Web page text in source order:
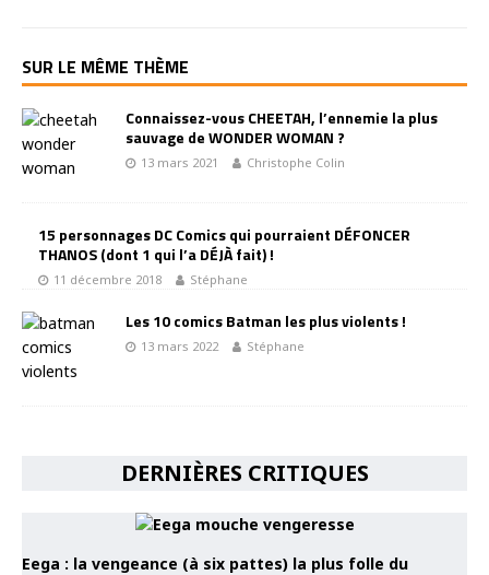
SUR LE MÊME THÈME
Connaissez-vous CHEETAH, l’ennemie la plus
sauvage de WONDER WOMAN ?
13 mars 2021 Christophe Colin
15 personnages DC Comics qui pourraient DÉFONCER
THANOS (dont 1 qui l’a DÉJÀ fait) !
11 décembre 2018 Stéphane
Les 10 comics Batman les plus violents !
13 mars 2022 Stéphane
DERNIÈRES CRITIQUES
Eega : la vengeance (à six pattes) la plus folle du